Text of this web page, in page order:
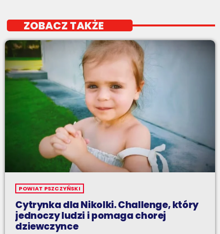
ZOBACZ TAKŻE
POWIAT PSZCZYŃSKI
Cytrynka dla Nikolki. Challenge, który
jednoczy ludzi i pomaga chorej
dziewczynce